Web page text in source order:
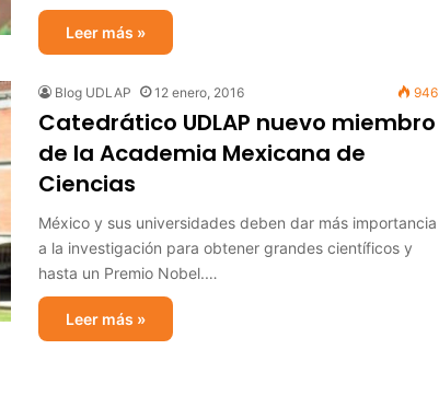
Leer más »
Blog UDLAP 12 enero, 2016 946
Catedrático UDLAP nuevo miembro
de la Academia Mexicana de
Ciencias
México y sus universidades deben dar más importancia
a la investigación para obtener grandes científicos y
hasta un Premio Nobel.…
Leer más »